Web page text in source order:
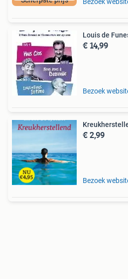
Louis de
€ 14,99
Bezoek
€ 2,99
Bezoek